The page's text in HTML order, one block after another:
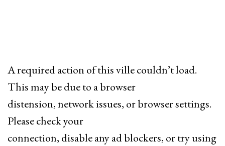
A required action of this ville couldn’t load.
This may be due to a browser
distension, network issues, or browser settings.
Please check your
connection, disable any ad blockers, or try using